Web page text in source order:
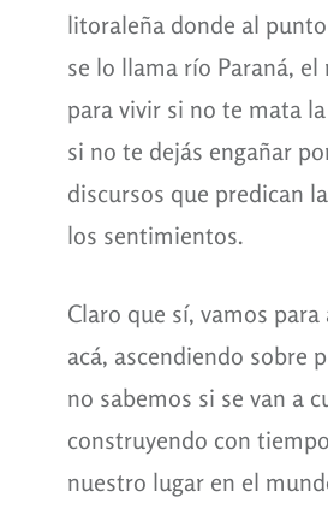
litoraleña donde al
se lo llama río Paraná,
para vivir si no te mata
si no te dejás engañar
discursos que predican
los sentimientos.
Claro que sí, vamos para
acá, ascendiendo sobre
no sabemos si se van a
construyendo con
nuestro lugar en el